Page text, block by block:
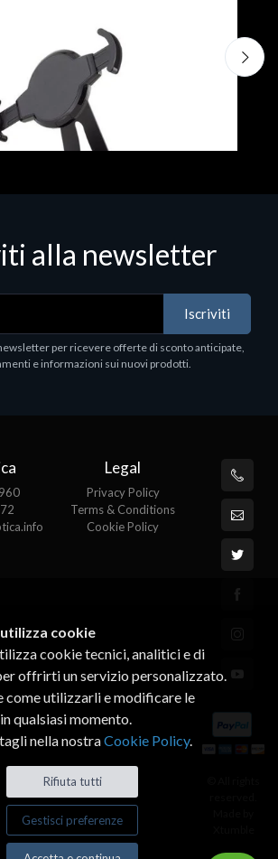
STAND, BLACK. Porta tablet
in metallo, orientabile in tre assi.
i tablet.
alla newsletter
Iscriviti
per ricevere offerte di sconto anticipate,
e informazioni sui nuovi prodotti.
Legal
Privacy Policy
Terms & Conditions
Cookie Policy
cookie
cookie tecnici, analitici e di
offrirti un servizio personalizzato.
come utilizzarli e modificare le
qualsiasi momento.
nella nostraCookie Policy.
Rifiuta tutti
Gestisci preferenze